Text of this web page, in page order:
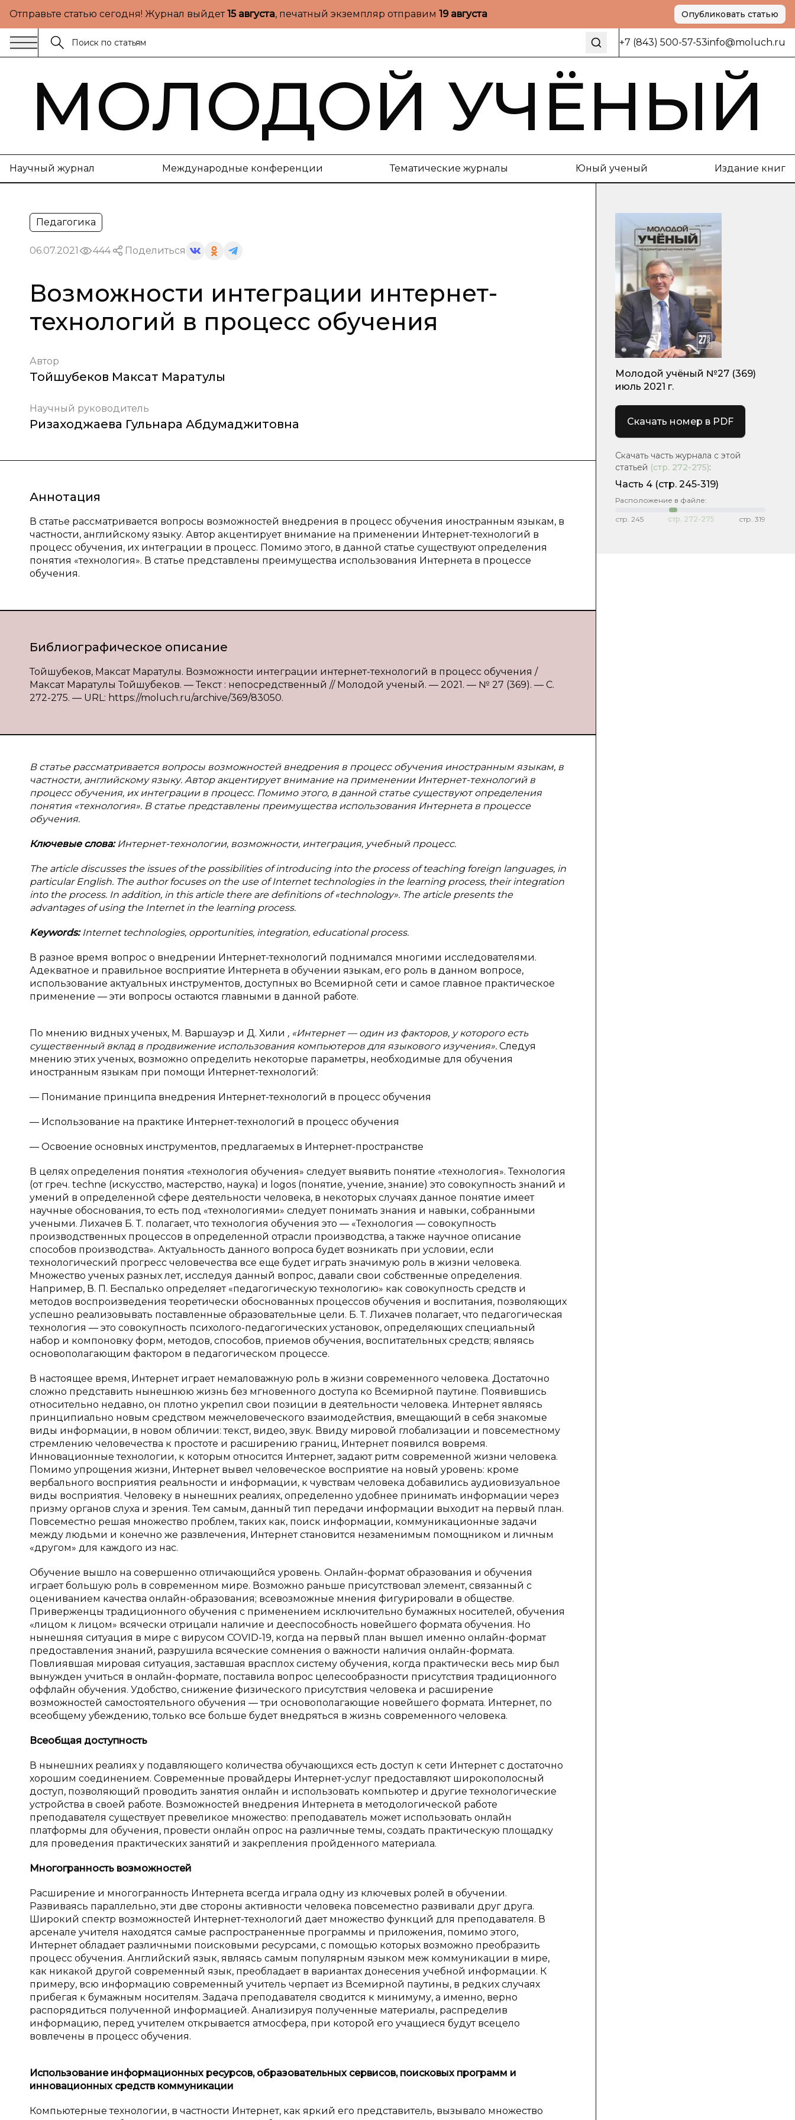
Отправьте статью сегодня! Журнал выйдет15 августа, печатный экземпляр отправим 19 августа Опубликовать статью
+7 (843) 500-57-53info@moluch.ru
МОЛОДОЙ УЧЁНЫЙ
Научный журнал Международные конференции Тематические журналы Юный ученый Издание книг
Педагогика
06.07.2021 444 Поделиться
Возможности интеграции интернет-
технологий в процесс обучения
Автор
Тойшубеков Максат Маратулы
Научный руководитель
Ризаходжаева Гульнара Абдумаджитовна
Аннотация
В статье рассматривается вопросы возможностей внедрения в процесс обучения иностранным языкам, в
частности, английскому языку. Автор акцентирует внимание на применении Интернет-технологий в
процесс обучения, их интеграции в процесс. Помимо этого, в данной статье существуют определения
понятия «технология». В статье представлены преимущества использования Интернета в процессе
обучения.
Библиографическое описание
Тойшубеков, Максат Маратулы. Возможности интеграции интернет-технологий в процесс обучения /
Максат Маратулы Тойшубеков. — Текст : непосредственный // Молодой ученый. — 2021. — № 27 (369). — С.
272-275. — URL: https://moluch.ru/archive/369/83050.
В статье рассматривается вопросы возможностей внедрения в процесс обучения иностранным языкам, в
частности, английскому языку. Автор акцентирует внимание на применении Интернет-технологий в
процесс обучения, их интеграции в процесс. Помимо этого, в данной статье существуют определения
понятия «технология». В статье представлены преимущества использования Интернета в процессе
обучения.
Ключевые слова: Интернет-технологии, возможности, интеграция, учебный процесс.
The article discusses the issues of the possibilities of introducing into the process of teaching foreign languages, in
particular English. The author focuses on the use of Internet technologies in the learning process, their integration
into the process. In addition, in this article there are definitions of «technology». The article presents the
advantages of using the Internet in the learning process.
Keywords: Internet technologies, opportunities, integration, educational process.
В разное время вопрос о внедрении Интернет-технологий поднимался многими исследователями.
Адекватное и правильное восприятие Интернета в обучении языкам, его роль в данном вопросе,
использование актуальных инструментов, доступных во Всемирной сети и самое главное практическое
применение — эти вопросы остаются главными в данной работе.
По мнению видных ученых, М. Варшауэр и Д. Хили , «Интернет — один из факторов, у которого есть
существенный вклад в продвижение использования компьютеров для языкового изучения». Следуя
мнению этих ученых, возможно определить некоторые параметры, необходимые для обучения
иностранным языкам при помощи Интернет-технологий:
— Понимание принципа внедрения Интернет-технологий в процесс обучения
— Использование на практике Интернет-технологий в процесс обучения
— Освоение основных инструментов, предлагаемых в Интернет-пространстве
В целях определения понятия «технология обучения» следует выявить понятие «технология». Технология
(от греч. techne (искусство, мастерство, наука) и logos (понятие, учение, знание) это совокупность знаний и
умений в определенной сфере деятельности человека, в некоторых случаях данное понятие имеет
научные обоснования, то есть под «технологиями» следует понимать знания и навыки, собранными
учеными. Лихачев Б. Т. полагает, что технология обучения это — «Технология — совокупность
производственных процессов в определенной отрасли производства, а также научное описание
способов производства». Актуальность данного вопроса будет возникать при условии, если
технологический прогресс человечества все еще будет играть значимую роль в жизни человека.
Множество ученых разных лет, исследуя данный вопрос, давали свои собственные определения.
Например, В. П. Беспалько определяет «педагогическую технологию» как совокупность средств и
методов воспроизведения теоретически обоснованных процессов обучения и воспитания, позволяющих
успешно реализовывать поставленные образовательные цели. Б. Т. Лихачев полагает, что педагогическая
технология — это совокупность психолого-педагогических установок, определяющих специальный
набор и компоновку форм, методов, способов, приемов обучения, воспитательных средств; являясь
основополагающим фактором в педагогическом процессе.
В настоящее время, Интернет играет немаловажную роль в жизни современного человека. Достаточно
сложно представить нынешнюю жизнь без мгновенного доступа ко Всемирной паутине. Появившись
относительно недавно, он плотно укрепил свои позиции в деятельности человека. Интернет являясь
принципиально новым средством межчеловеческого взаимодействия, вмещающий в себя знакомые
виды информации, в новом обличии: текст, видео, звук. Ввиду мировой глобализации и повсеместному
стремлению человечества к простоте и расширению границ, Интернет появился вовремя.
Инновационные технологии, к которым относится Интернет, задают ритм современной жизни человека.
Помимо упрощения жизни, Интернет вывел человеческое восприятие на новый уровень: кроме
вербального восприятия реальности и информации, к чувствам человека добавились аудиовизуальное
виды восприятия. Человеку в нынешних реалиях, определенно удобнее принимать информации через
призму органов слуха и зрения. Тем самым, данный тип передачи информации выходит на первый план.
Повсеместно решая множество проблем, таких как, поиск информации, коммуникационные задачи
между людьми и конечно же развлечения, Интернет становится незаменимым помощником и личным
«другом» для каждого из нас.
Обучение вышло на совершенно отличающийся уровень. Онлайн-формат образования и обучения
играет большую роль в современном мире. Возможно раньше присутствовал элемент, связанный с
оцениванием качества онлайн-образования; всевозможные мнения фигурировали в обществе.
Приверженцы традиционного обучения с применением исключительно бумажных носителей, обучения
«лицом к лицом» всячески отрицали наличие и дееспособность новейшего формата обучения. Но
нынешняя ситуация в мире с вирусом COVID-19, когда на первый план вышел именно онлайн-формат
предоставления знаний, разрушила всяческие сомнения о важности наличия онлайн-формата.
Повлиявшая мировая ситуация, заставшая врасплох систему обучения, когда практически весь мир был
вынужден учиться в онлайн-формате, поставила вопрос целесообразности присутствия традиционного
оффлайн обучения. Удобство, снижение физического присутствия человека и расширение
возможностей самостоятельного обучения — три основополагающие новейшего формата. Интернет, по
всеобщему убеждению, только все больше будет внедряться в жизнь современного человека.
Всеобщая доступность
В нынешних реалиях у подавляющего количества обучающихся есть доступ к сети Интернет с достаточно
хорошим соединением. Современные провайдеры Интернет-услуг предоставляют широкополосный
доступ, позволяющий проводить занятия онлайн и использовать компьютер и другие технологические
устройства в своей работе. Возможностей внедрения Интернета в методологической работе
преподавателя существует превеликое множество: преподаватель может использовать онлайн
платформы для обучения, провести онлайн опрос на различные темы, создать практическую площадку
для проведения практических занятий и закрепления пройденного материала.
Многогранность возможностей
Расширение и многогранность Интернета всегда играла одну из ключевых ролей в обучении.
Развиваясь параллельно, эти две стороны активности человека повсеместно развивали друг друга.
Широкий спектр возможностей Интернет-технологий дает множество функций для преподавателя. В
арсенале учителя находятся самые распространенные программы и приложения, помимо этого,
Интернет обладает различными поисковыми ресурсами, с помощью которых возможно преобразить
процесс обучения. Английский язык, являясь самым популярным языком меж коммуникации в мире,
как никакой другой современный язык, преобладает в вариантах донесения учебной информации. К
примеру, всю информацию современный учитель черпает из Всемирной паутины, в редких случаях
прибегая к бумажным носителям. Задача преподавателя сводится к минимуму, а именно, верно
распорядиться полученной информацией. Анализируя полученные материалы, распределив
информацию, перед учителем открывается атмосфера, при которой его учащиеся будут всецело
вовлечены в процесс обучения.
Использование информационных ресурсов, образовательных сервисов, поисковых программ и
инновационных средств коммуникации
Компьютерные технологии, в частности Интернет, как яркий его представитель, вызывало множество
Молодой учёный №27 (369)
июль 2021 г.
Скачать номер в PDF
Скачать часть журнала с этой
статьей (стр. 272-275):
Часть 4 (стр. 245-319)
Расположение в файле:
стр. 245 стр. 272-275 стр. 319